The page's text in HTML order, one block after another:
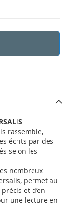
rassemble,
écrits par des
selon les
nombreux
permet au
et d’en
une lecture en